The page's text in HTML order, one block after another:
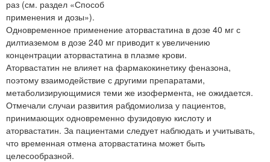
раз (см. раздел «Способ
применения и дозы»).
Одновременное применение аторвастатина в дозе 40 мг с
дилтиаземом в дозе 240 мг приводит к увеличению
концентрации аторвастатина в плазме крови.
Аторвастатин не влияет на фармакокинетику феназона,
поэтому взаимодействие с другими препаратами,
метаболизирующимися теми же изофермента, не ожидается.
Отмечали случаи развития рабдомиолиза у пациентов,
принимающих одновременно фузидовую кислоту и
аторвастатин. За пациентами следует наблюдать и учитывать,
что временная отмена аторвастатина может быть
целесообразной.